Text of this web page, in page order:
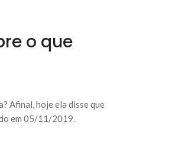
o que
Afinal, hoje ela disse que
em 05/11/2019.